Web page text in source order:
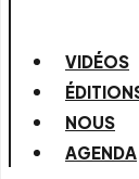
VIDÉOS
NOUS
AGENDA